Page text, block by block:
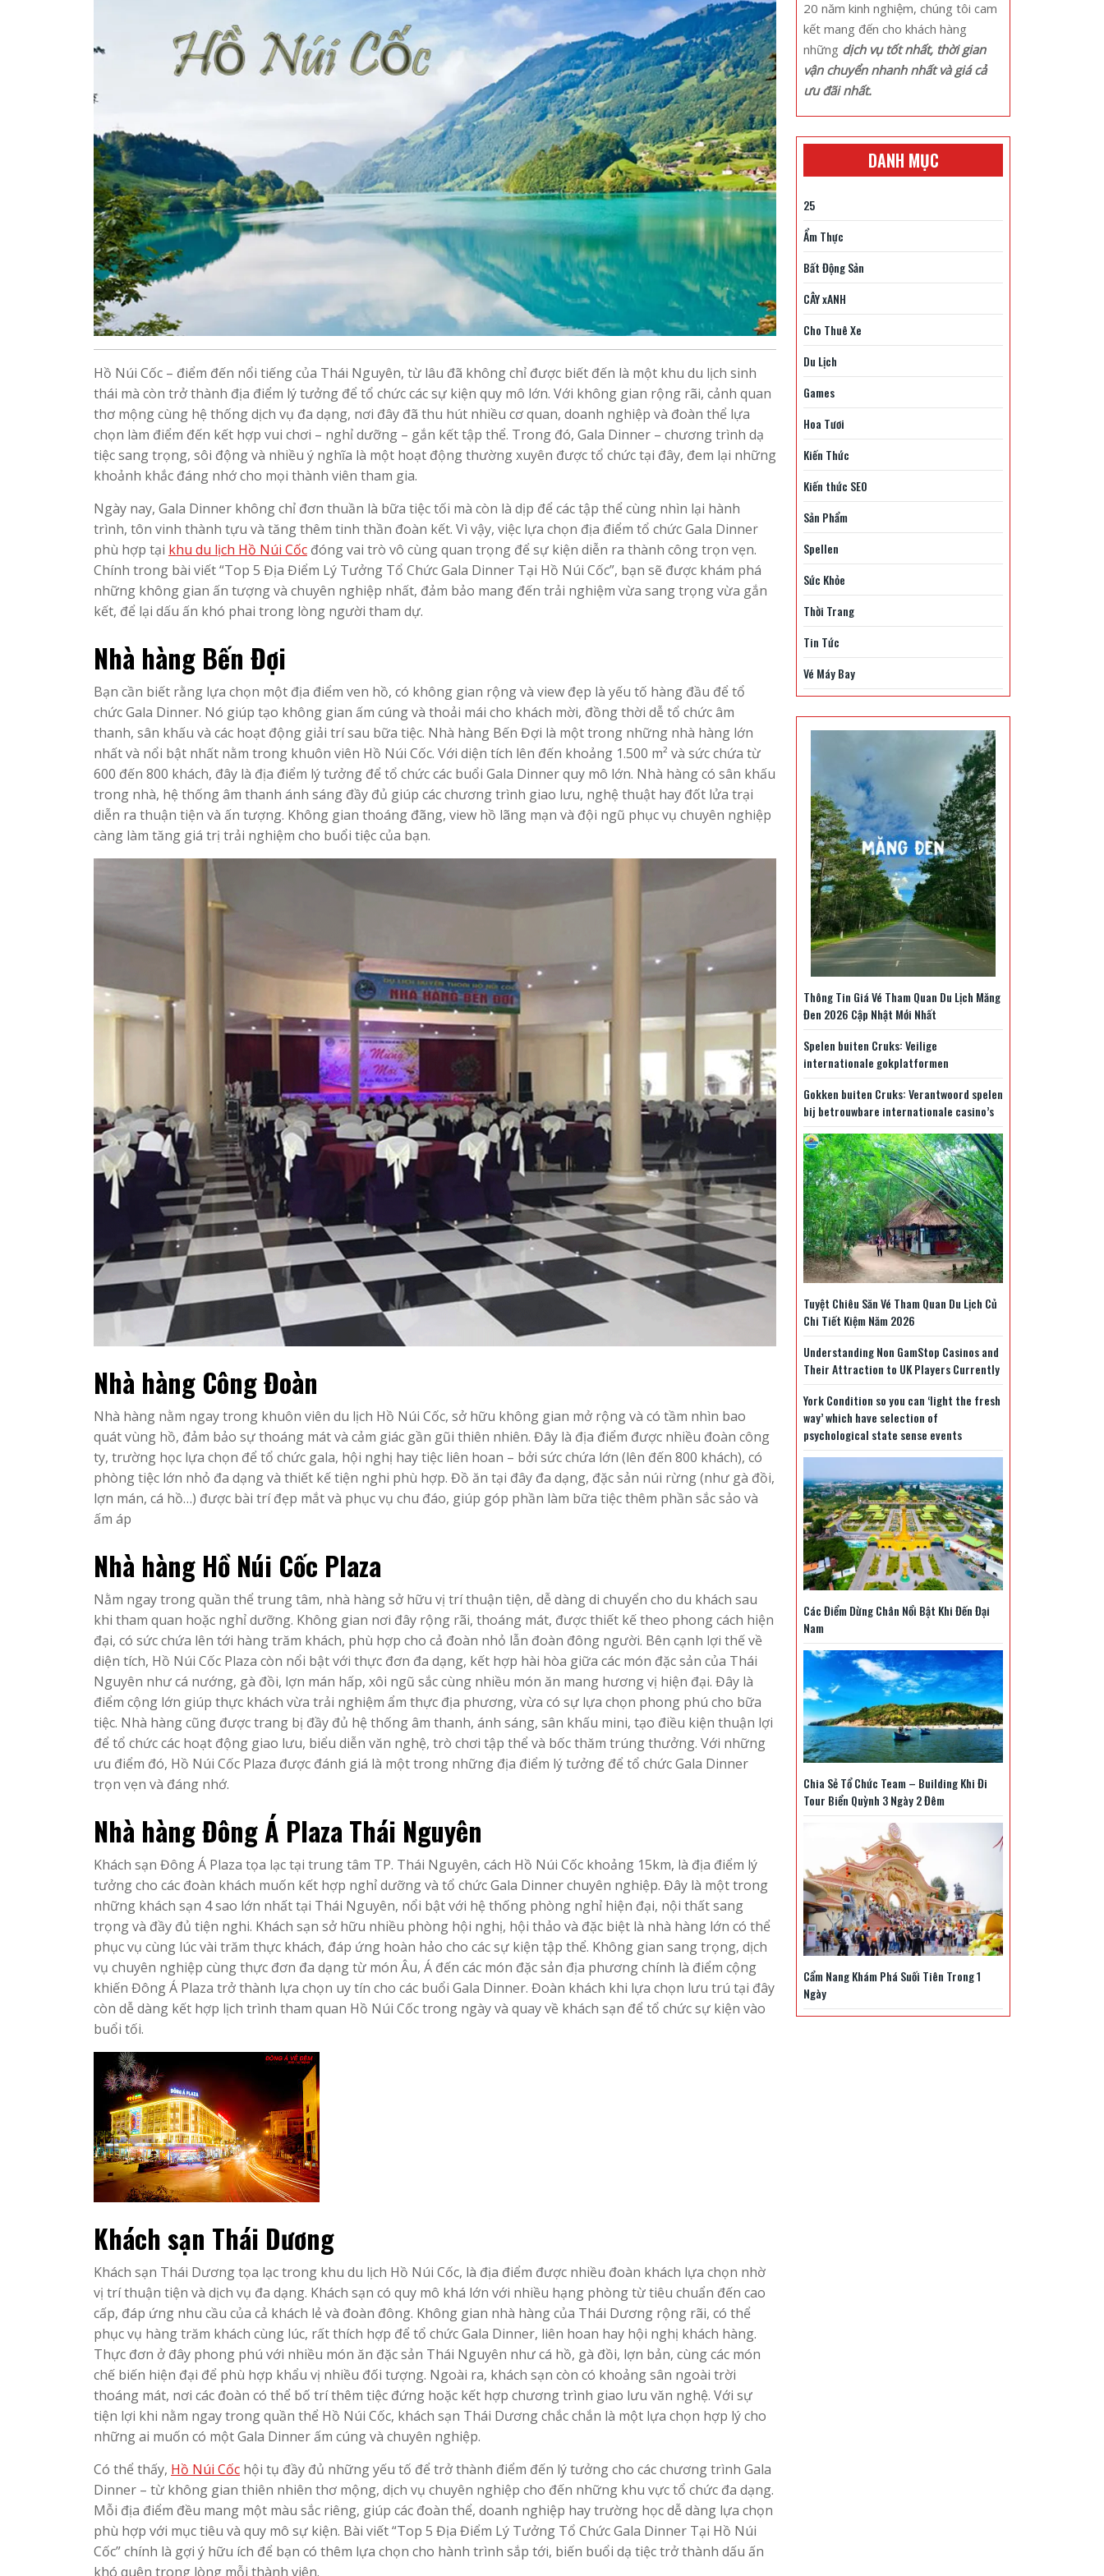
Hồ Núi Cốc – điểm đến nổi tiếng của Thái Nguyên, từ lâu đã không chỉ được biết đến là một khu du lịch sinh
thái mà còn trở thành địa điểm lý tưởng để tổ chức các sự kiện quy mô lớn. Với không gian rộng rãi, cảnh quan
thơ mộng cùng hệ thống dịch vụ đa dạng, nơi đây đã thu hút nhiều cơ quan, doanh nghiệp và đoàn thể lựa
chọn làm điểm đến kết hợp vui chơi – nghỉ dưỡng – gắn kết tập thể. Trong đó, Gala Dinner – chương trình dạ
tiệc sang trọng, sôi động và nhiều ý nghĩa là một hoạt động thường xuyên được tổ chức tại đây, đem lại những
khoảnh khắc đáng nhớ cho mọi thành viên tham gia.
Ngày nay, Gala Dinner không chỉ đơn thuần là bữa tiệc tối mà còn là dịp để các tập thể cùng nhìn lại hành
trình, tôn vinh thành tựu và tăng thêm tinh thần đoàn kết. Vì vậy, việc lựa chọn địa điểm tổ chức Gala Dinner
phù hợp tại khu du lịch Hồ Núi Cốc đóng vai trò vô cùng quan trọng để sự kiện diễn ra thành công trọn vẹn.
Chính trong bài viết “Top 5 Địa Điểm Lý Tưởng Tổ Chức Gala Dinner Tại Hồ Núi Cốc”, bạn sẽ được khám phá
những không gian ấn tượng và chuyên nghiệp nhất, đảm bảo mang đến trải nghiệm vừa sang trọng vừa gắn
kết, để lại dấu ấn khó phai trong lòng người tham dự.
Nhà hàng Bến Đợi
Bạn cần biết rằng lựa chọn một địa điểm ven hồ, có không gian rộng và view đẹp là yếu tố hàng đầu để tổ
chức Gala Dinner. Nó giúp tạo không gian ấm cúng và thoải mái cho khách mời, đồng thời dễ tổ chức âm
thanh, sân khấu và các hoạt động giải trí sau bữa tiệc. Nhà hàng Bến Đợi là một trong những nhà hàng lớn
nhất và nổi bật nhất nằm trong khuôn viên Hồ Núi Cốc. Với diện tích lên đến khoảng 1.500 m² và sức chứa từ
600 đến 800 khách, đây là địa điểm lý tưởng để tổ chức các buổi Gala Dinner quy mô lớn. Nhà hàng có sân khấu
trong nhà, hệ thống âm thanh ánh sáng đầy đủ giúp các chương trình giao lưu, nghệ thuật hay đốt lửa trại
diễn ra thuận tiện và ấn tượng. Không gian thoáng đãng, view hồ lãng mạn và đội ngũ phục vụ chuyên nghiệp
càng làm tăng giá trị trải nghiệm cho buổi tiệc của bạn.
Nhà hàng Công Đoàn
Nhà hàng nằm ngay trong khuôn viên du lịch Hồ Núi Cốc, sở hữu không gian mở rộng và có tầm nhìn bao
quát vùng hồ, đảm bảo sự thoáng mát và cảm giác gần gũi thiên nhiên. Đây là địa điểm được nhiều đoàn công
ty, trường học lựa chọn để tổ chức gala, hội nghị hay tiệc liên hoan – bởi sức chứa lớn (lên đến 800 khách), có
phòng tiệc lớn nhỏ đa dạng và thiết kế tiện nghi phù hợp. Đồ ăn tại đây đa dạng, đặc sản núi rừng (như gà đồi,
lợn mán, cá hồ…) được bài trí đẹp mắt và phục vụ chu đáo, giúp góp phần làm bữa tiệc thêm phần sắc sảo và
ấm áp
Nhà hàng Hồ Núi Cốc Plaza
Nằm ngay trong quần thể trung tâm, nhà hàng sở hữu vị trí thuận tiện, dễ dàng di chuyển cho du khách sau
khi tham quan hoặc nghỉ dưỡng. Không gian nơi đây rộng rãi, thoáng mát, được thiết kế theo phong cách hiện
đại, có sức chứa lên tới hàng trăm khách, phù hợp cho cả đoàn nhỏ lẫn đoàn đông người. Bên cạnh lợi thế về
diện tích, Hồ Núi Cốc Plaza còn nổi bật với thực đơn đa dạng, kết hợp hài hòa giữa các món đặc sản của Thái
Nguyên như cá nướng, gà đồi, lợn mán hấp, xôi ngũ sắc cùng nhiều món ăn mang hương vị hiện đại. Đây là
điểm cộng lớn giúp thực khách vừa trải nghiệm ẩm thực địa phương, vừa có sự lựa chọn phong phú cho bữa
tiệc. Nhà hàng cũng được trang bị đầy đủ hệ thống âm thanh, ánh sáng, sân khấu mini, tạo điều kiện thuận lợi
để tổ chức các hoạt động giao lưu, biểu diễn văn nghệ, trò chơi tập thể và bốc thăm trúng thưởng. Với những
ưu điểm đó, Hồ Núi Cốc Plaza được đánh giá là một trong những địa điểm lý tưởng để tổ chức Gala Dinner
trọn vẹn và đáng nhớ.
Nhà hàng Đông Á Plaza Thái Nguyên
Khách sạn Đông Á Plaza tọa lạc tại trung tâm TP. Thái Nguyên, cách Hồ Núi Cốc khoảng 15km, là địa điểm lý
tưởng cho các đoàn khách muốn kết hợp nghỉ dưỡng và tổ chức Gala Dinner chuyên nghiệp. Đây là một trong
những khách sạn 4 sao lớn nhất tại Thái Nguyên, nổi bật với hệ thống phòng nghỉ hiện đại, nội thất sang
trọng và đầy đủ tiện nghi. Khách sạn sở hữu nhiều phòng hội nghị, hội thảo và đặc biệt là nhà hàng lớn có thể
phục vụ cùng lúc vài trăm thực khách, đáp ứng hoàn hảo cho các sự kiện tập thể. Không gian sang trọng, dịch
vụ chuyên nghiệp cùng thực đơn đa dạng từ món Âu, Á đến các món đặc sản địa phương chính là điểm cộng
khiến Đông Á Plaza trở thành lựa chọn uy tín cho các buổi Gala Dinner. Đoàn khách khi lựa chọn lưu trú tại đây
còn dễ dàng kết hợp lịch trình tham quan Hồ Núi Cốc trong ngày và quay về khách sạn để tổ chức sự kiện vào
buổi tối.
Khách sạn Thái Dương
Khách sạn Thái Dương tọa lạc trong khu du lịch Hồ Núi Cốc, là địa điểm được nhiều đoàn khách lựa chọn nhờ
vị trí thuận tiện và dịch vụ đa dạng. Khách sạn có quy mô khá lớn với nhiều hạng phòng từ tiêu chuẩn đến cao
cấp, đáp ứng nhu cầu của cả khách lẻ và đoàn đông. Không gian nhà hàng của Thái Dương rộng rãi, có thể
phục vụ hàng trăm khách cùng lúc, rất thích hợp để tổ chức Gala Dinner, liên hoan hay hội nghị khách hàng.
Thực đơn ở đây phong phú với nhiều món ăn đặc sản Thái Nguyên như cá hồ, gà đồi, lợn bản, cùng các món
chế biến hiện đại để phù hợp khẩu vị nhiều đối tượng. Ngoài ra, khách sạn còn có khoảng sân ngoài trời
thoáng mát, nơi các đoàn có thể bố trí thêm tiệc đứng hoặc kết hợp chương trình giao lưu văn nghệ. Với sự
tiện lợi khi nằm ngay trong quần thể Hồ Núi Cốc, khách sạn Thái Dương chắc chắn là một lựa chọn hợp lý cho
những ai muốn có một Gala Dinner ấm cúng và chuyên nghiệp.
Có thể thấy, Hồ Núi Cốc hội tụ đầy đủ những yếu tố để trở thành điểm đến lý tưởng cho các chương trình Gala
Dinner – từ không gian thiên nhiên thơ mộng, dịch vụ chuyên nghiệp cho đến những khu vực tổ chức đa dạng.
Mỗi địa điểm đều mang một màu sắc riêng, giúp các đoàn thể, doanh nghiệp hay trường học dễ dàng lựa chọn
phù hợp với mục tiêu và quy mô sự kiện. Bài viết “Top 5 Địa Điểm Lý Tưởng Tổ Chức Gala Dinner Tại Hồ Núi
Cốc” chính là gợi ý hữu ích để bạn có thêm lựa chọn cho hành trình sắp tới, biến buổi dạ tiệc trở thành dấu ấn
khó quên trong lòng mỗi thành viên.
20 năm kinh nghiệm, chúng tôi cam
kết mang đến cho khách hàng
những dịch vụ tốt nhất, thời gian
vận chuyển nhanh nhất và giá cả
ưu đãi nhất.
DANH MỤC
25
Ẩm Thực
Bất Động Sản
CÂY xANH
Cho Thuê Xe
Du Lịch
Games
Hoa Tươi
Kiến Thức
Kiến thức SEO
Sản Phẩm
Spellen
Sức Khỏe
Thời Trang
Tin Tức
Vé Máy Bay
Thông Tin Giá Vé Tham Quan Du Lịch Măng
Đen 2026 Cập Nhật Mới Nhất
Spelen buiten Cruks: Veilige
internationale gokplatformen
Gokken buiten Cruks: Verantwoord spelen
bij betrouwbare internationale casino’s
Tuyệt Chiêu Săn Vé Tham Quan Du Lịch Củ
Chi Tiết Kiệm Năm 2026
Understanding Non GamStop Casinos and
Their Attraction to UK Players Currently
York Condition so you can ‘light the fresh
way’ which have selection of
psychological state sense events
Các Điểm Dừng Chân Nổi Bật Khi Đến Đại
Nam
Chia Sẻ Tổ Chức Team – Building Khi Đi
Tour Biển Quỳnh 3 Ngày 2 Đêm
Cẩm Nang Khám Phá Suối Tiên Trong 1
Ngày